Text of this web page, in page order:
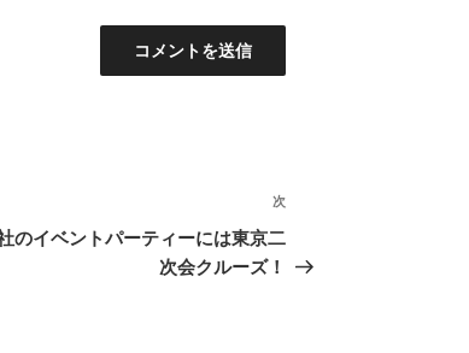
次
投
次
のイベントパーティーには東京二
次会クルーズ！